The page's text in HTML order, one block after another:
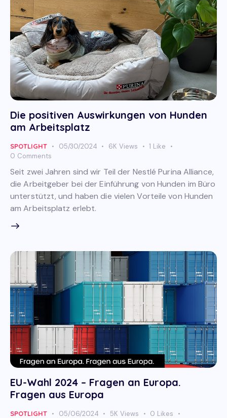
Die positiven Auswirkungen von Hunden
am Arbeitsplatz
SPOTLIGHT 05/30/2024 6K Views 1 Like
0 Comments
Seit zwei Jahren sind wir Teil der Nestlé Purina Alliance,
die Arbeitgeber bei der Einführung von Hunden im Büro
unterstützt, und haben die vielen Vorteile von Hunden
am Arbeitsplatz erlebt.
EU-Wahl 2024 – Fragen an Europa.
Fragen aus Europa
SPOTLIGHT 05/06/2024 5K Views 0 Likes